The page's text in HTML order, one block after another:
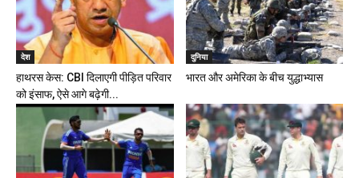
देश
हाथरस केस: CBI दिलाएगी पीड़ित परिवार
को इंसाफ, ऐसे आगे बढ़ेगी...
दुनिया
भारत और अमेरिका के बीच युद्धाभ्यास